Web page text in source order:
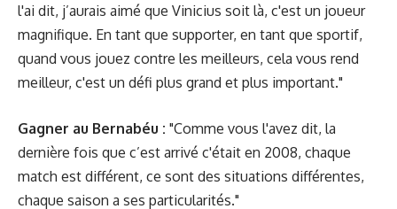
l'ai dit, j’aurais aimé que Vinicius soit là, c'est un joueur
magnifique. En tant que supporter, en tant que sportif,
quand vous jouez contre les meilleurs, cela vous rend
meilleur, c'est un défi plus grand et plus important."
Gagner au Bernabéu : "Comme vous l'avez dit, la
dernière fois que c’est arrivé c'était en 2008, chaque
match est différent, ce sont des situations différentes,
chaque saison a ses particularités."